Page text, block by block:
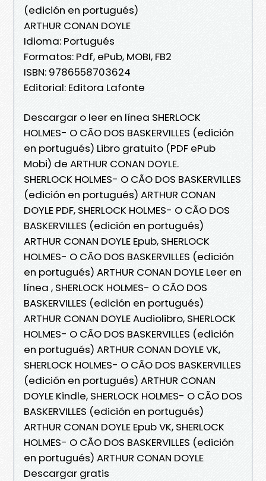
(edición en portugués)
ARTHUR CONAN DOYLE
Idioma: Portugués
Formatos: Pdf, ePub, MOBI, FB2
ISBN: 9786558703624
Editorial: Editora Lafonte
Descargar o leer en línea SHERLOCK
HOLMES- O CÃO DOS BASKERVILLES (edición
en portugués) Libro gratuito (PDF ePub
Mobi) de ARTHUR CONAN DOYLE.
SHERLOCK HOLMES- O CÃO DOS BASKERVILLES
(edición en portugués) ARTHUR CONAN
DOYLE PDF, SHERLOCK HOLMES- O CÃO DOS
BASKERVILLES (edición en portugués)
ARTHUR CONAN DOYLE Epub, SHERLOCK
HOLMES- O CÃO DOS BASKERVILLES (edición
en portugués) ARTHUR CONAN DOYLE Leer en
línea , SHERLOCK HOLMES- O CÃO DOS
BASKERVILLES (edición en portugués)
ARTHUR CONAN DOYLE Audiolibro, SHERLOCK
HOLMES- O CÃO DOS BASKERVILLES (edición
en portugués) ARTHUR CONAN DOYLE VK,
SHERLOCK HOLMES- O CÃO DOS BASKERVILLES
(edición en portugués) ARTHUR CONAN
DOYLE Kindle, SHERLOCK HOLMES- O CÃO DOS
BASKERVILLES (edición en portugués)
ARTHUR CONAN DOYLE Epub VK, SHERLOCK
HOLMES- O CÃO DOS BASKERVILLES (edición
en portugués) ARTHUR CONAN DOYLE
Descargar gratis